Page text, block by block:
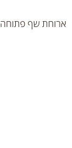
ארוחת שף פתוחה